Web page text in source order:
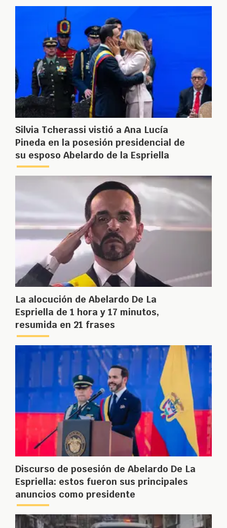
Silvia Tcherassi vistió a Ana Lucía
Pineda en la posesión presidencial de
su esposo Abelardo de la Espriella
La alocución de Abelardo De La
Espriella de 1 hora y 17 minutos,
resumida en 21 frases
Discurso de posesión de Abelardo De La
Espriella: estos fueron sus principales
anuncios como presidente